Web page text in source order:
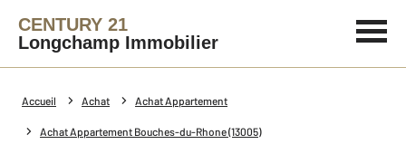
CENTURY 21
Longchamp Immobilier
Accueil Achat Achat Appartement
Achat Appartement Bouches-du-Rhone (13005)